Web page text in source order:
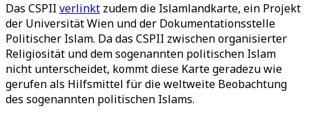
Das CSPII verlinkt zudem die Islamlandkarte, ein Projekt
der Universität Wien und der Dokumentationsstelle
Politischer Islam. Da das CSPII zwischen organisierter
Religiosität und dem sogenannten politischen Islam
nicht unterscheidet, kommt diese Karte geradezu wie
gerufen als Hilfsmittel für die weltweite Beobachtung
des sogenannten politischen Islams.